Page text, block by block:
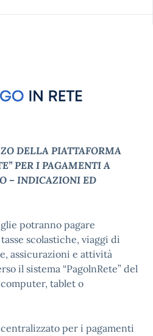
DELLA PIATTAFORMA
PER I PAGAMENTI A
– INDICAZIONI ED
potranno pagare
scolastiche, viaggi di
assicurazioni e attività
il sistema “PagolnRete” del
tablet o
per i pagamenti